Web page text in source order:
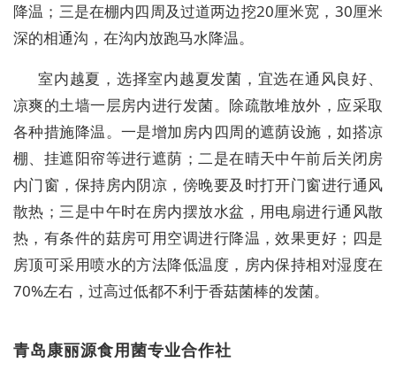
降温；三是在棚内四周及过道两边挖20厘米宽，30厘米
深的相通沟，在沟内放跑马水降温。
室内越夏，选择室内越夏发菌，宜选在通风良好、
凉爽的土墙一层房内进行发菌。除疏散堆放外，应采取
各种措施降温。一是增加房内四周的遮荫设施，如搭凉
棚、挂遮阳帘等进行遮荫；二是在晴天中午前后关闭房
内门窗，保持房内阴凉，傍晚要及时打开门窗进行通风
散热；三是中午时在房内摆放水盆，用电扇进行通风散
热，有条件的菇房可用空调进行降温，效果更好；四是
房顶可采用喷水的方法降低温度，房内保持相对湿度在
70%左右，过高过低都不利于香菇菌棒的发菌。
青岛康丽源食用菌专业合作社